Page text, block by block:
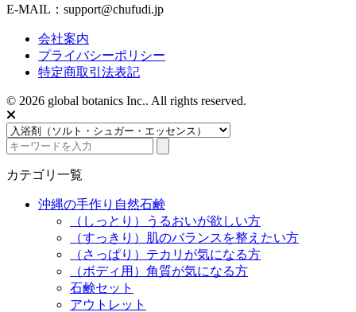
E-MAIL：support@chufudi.jp
会社案内
プライバシーポリシー
特定商取引法表記
© 2026 global botanics Inc.. All rights reserved.
カテゴリ一覧
沖縄の手作り自然石鹸
（しっとり）うるおいが欲しい方
（すっきり）肌のバランスを整えたい方
（さっぱり）テカリが気になる方
（ボディ用）角質が気になる方
石鹸セット
アウトレット